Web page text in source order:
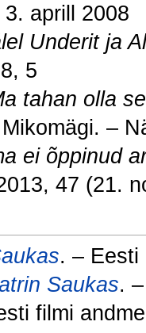
aprill 2008
Underit ja
5
tahan olla
–
ei õppinud
47 (21.
. – Eesti
Saukas.
filmi